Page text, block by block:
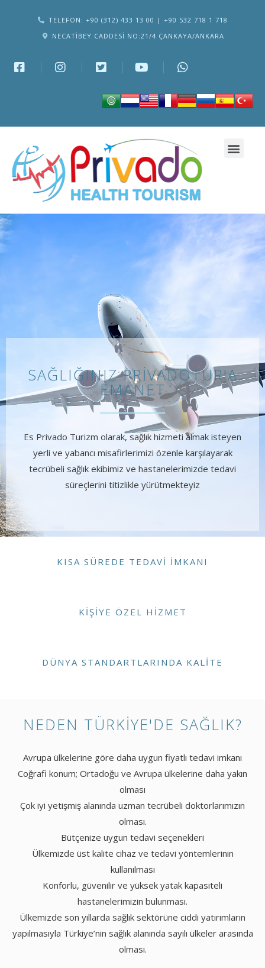
TELEFON: +90 (312) 433 13 00 | +90 532 718 1 718
NECATIBEY CADDESI NO:21/4 ÇANKAYA/ANKARA
SAĞLIĞINIZ PRIVADOTUR'A
EMANET
Es Privado Turizm olarak, sağlık hizmeti almak isteyen
yerli ve yabancı misafirlerimizi özenle karşılayarak
tecrübeli sağlık ekibimiz ve hastanelerimizde tedavi
süreçlerini titizlikle yürütmekteyiz
KISA SÜREDE TEDAVI İMKANI
KIŞIYE ÖZEL HIZMET
DÜNYA STANDARTLARINDA KALITE
NEDEN TÜRKIYE'DE SAĞLIK?
Avrupa ülkelerine göre daha uygun fiyatlı tedavi imkanı
Coğrafi konum; Ortadoğu ve Avrupa ülkelerine daha yakın
olması
Çok iyi yetişmiş alanında uzman tecrübeli doktorlarımızın
olması.
Bütçenize uygun tedavi seçenekleri
Ülkemizde üst kalite cihaz ve tedavi yöntemlerinin
kullanılması
Konforlu, güvenilir ve yüksek yatak kapasiteli
hastanelerimizin bulunması.
Ülkemizde son yıllarda sağlık sektörüne ciddi yatırımların
yapılmasıyla Türkiye’nin sağlık alanında sayılı ülkeler arasında
olması.